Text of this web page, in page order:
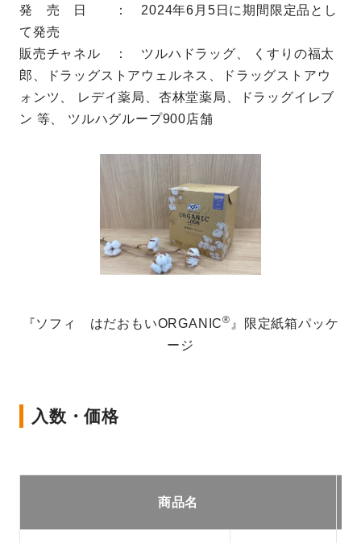
発 売 日 ： 2024年6月5日に期間限定品とし
て発売
販売チャネル ： ツルハドラッグ、 くすりの福太
郎、ドラッグストアウェルネス、ドラッグストアウ
ォンツ、 レデイ薬局、杏林堂薬局、
ドラッグイレブ
ン 等、 ツルハグループ900店舗
『ソフィ はだおもいORGANIC® 』限定紙箱パッケ
ージ
入数・価格
商品名